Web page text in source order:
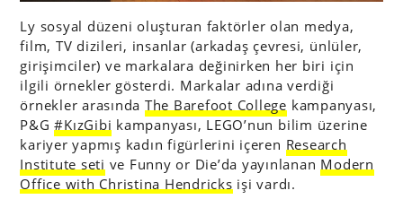
Ly sosyal düzeni oluşturan faktörler olan medya,
film, TV dizileri, insanlar (arkadaş çevresi, ünlüler,
girişimciler) ve markalara değinirken her biri için
ilgili örnekler gösterdi. Markalar adına verdiği
örnekler arasında The Barefoot College kampanyası,
P&G#KızGibi kampanyası, LEGO’nun bilim üzerine
kariyer yapmış kadın figürlerini içeren Research
Institute seti ve Funny or Die’da yayınlanan Modern
Office with Christina Hendricks işi vardı.